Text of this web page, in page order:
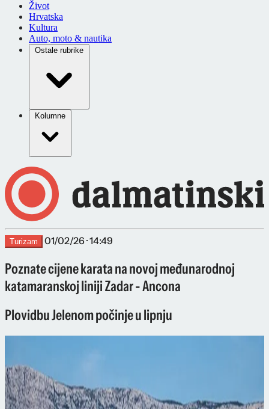
Život
Hrvatska
Kultura
Auto, moto & nautika
Ostale rubrike
Kolumne
Turizam 01/02/26 · 14:49
Poznate cijene karata na novoj međunarodnoj
katamaranskoj liniji Zadar - Ancona
Plovidbu Jelenom počinje u lipnju